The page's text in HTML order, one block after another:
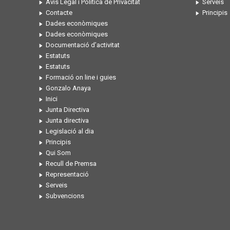
Avís Legal i Política de Privacitat
Contacte
Dades econòmiques
Dades econòmiques
Documentació d’activitat
Estatuts
Estatuts
Formació on line i guies
Gonzalo Anaya
Inici
Junta Directiva
Junta directiva
Legislació al dia
Principis
Qui Som
Recull de Premsa
Representació
Serveis
Subvencions
Serveis
Principis